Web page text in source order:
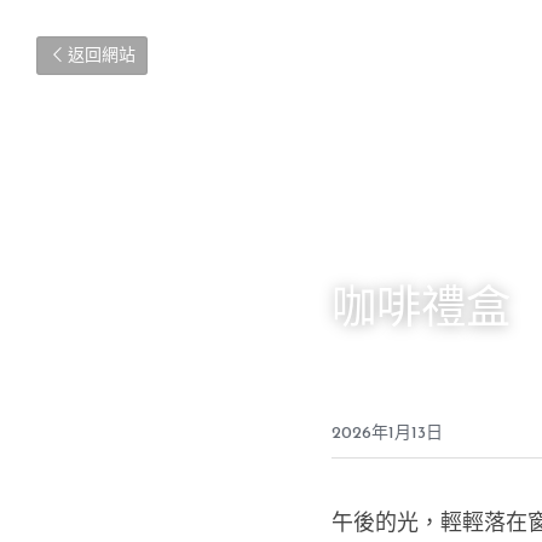
返回網站
咖啡禮盒
2026年1月13日
午後的光，輕輕落在